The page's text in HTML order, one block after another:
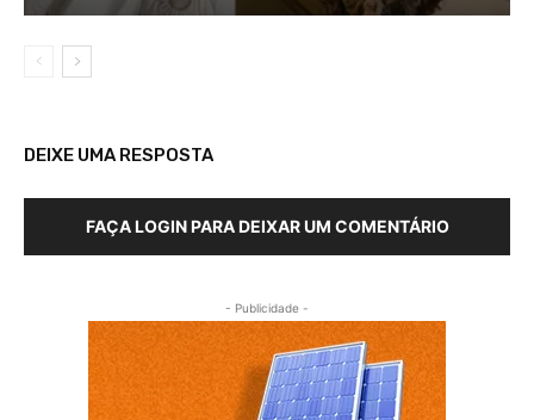
DEIXE UMA RESPOSTA
FAÇA LOGIN PARA DEIXAR UM COMENTÁRIO
- Publicidade -